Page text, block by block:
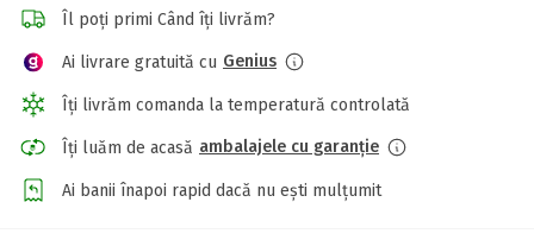
Îl poți primi Când îți livrăm?
Ai livrare gratuită cu Genius
Îți livrăm comanda la temperatură controlată
Îți luăm de acasă ambalajele cu garanție
Ai banii înapoi rapid dacă nu ești mulțumit